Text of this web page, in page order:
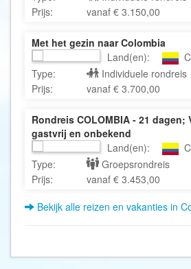
Prijs:
vanaf € 3.150,00
Met het gezin naar Colombia
Land(en):
Type:
Individuele rondreis
Prijs:
vanaf € 3.700,00
Rondreis COLOMBIA - 21 dagen;
gastvrij en onbekend
Land(en):
Type:
Groepsrondreis
Prijs:
vanaf € 3.453,00
Bekijk alle reizen en vakanties in